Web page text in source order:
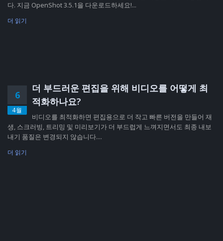
다. 지금 OpenShot 3.5.1을 다운로드하세요!...
더 읽기
6
4월
더 부드러운 편집을 위해 비디오를 어떻게 최
적화하나요?
비디오를 최적화하면 편집용으로 더 작고 빠른 버전을 만들어 재
생, 스크러빙, 트리밍 및 미리보기가 더 부드럽게 느껴지면서도 최종 내보
내기 품질은 변경되지 않습니다....
더 읽기